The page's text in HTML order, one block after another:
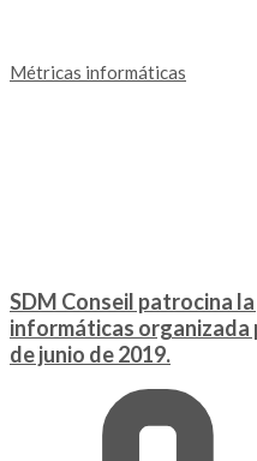
Métricas informáticas
SDM Conseil patrocina
informáticas organizada
de junio de 2019.